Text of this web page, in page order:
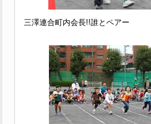
三澤連合町内会長!!誰とペアー